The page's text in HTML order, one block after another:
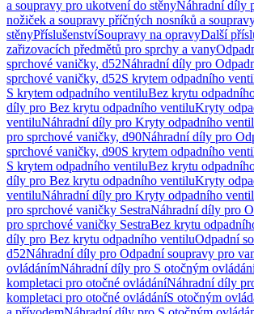
a soupravy pro ukotvení do stěnyNáhradní díly
nožiček a soupravy příčných nosníků a
stěnyPříslušenstvíSoupravy na opravyDalší
zařizovacích předmětů pro sprchy a vany
sprchové vaničky, d52Náhradní díly pro
sprchové vaničky, d52S krytem odpadního
S krytem odpadního ventiluBez krytu
díly pro Bez krytu odpadního ventiluKryty
ventiluNáhradní díly pro Kryty odpadního
pro sprchové vaničky, d90Náhradní díly pro
sprchové vaničky, d90S krytem odpadního
S krytem odpadního ventiluBez krytu
díly pro Bez krytu odpadního ventiluKryty
ventiluNáhradní díly pro Kryty odpadního
pro sprchové vaničky SestraNáhradní díly pro
pro sprchové vaničky SestraBez krytu
díly pro Bez krytu odpadního ventiluOdpadní
d52Náhradní díly pro Odpadní soupravy pro
ovládánímNáhradní díly pro S otočným
kompletaci pro otočné ovládáníNáhradní díly
kompletaci pro otočné ovládáníS otočným